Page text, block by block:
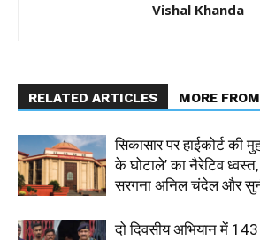
Vishal Khanda
RELATED ARTICLES MORE
सिकासार पर हाईकोर्ट की
के घोटाले’ का नैरेटिव
सरगना अनिल चंदेल और
दो दिवसीय अभियान में